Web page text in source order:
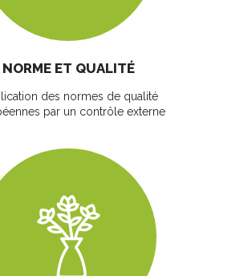
NORME ET QUALITÉ
des normes de qualité
par un contrôle externe